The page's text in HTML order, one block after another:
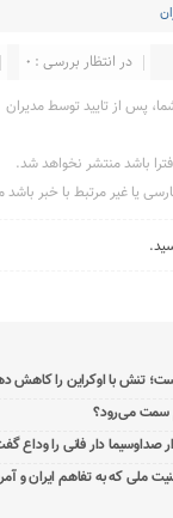
در انتظار بررسی : 0
پس از تایید توسط مدیران
باشد منتشر نخواهد شد.
یا غیر مرتبط با خبر
تنش با اوکراین را کاهش
سمت می‌رود؟
صداوسیما دار فانی را وداع
امنیت ملی که به تفاهم ایران و